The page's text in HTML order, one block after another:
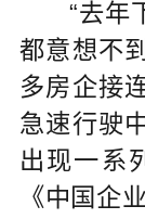
“去年
都意想不
多房企接
急速行驶
出现一系
《中国企